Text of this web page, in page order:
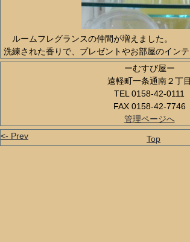
ルームフレグランスの仲間が増えました。
洗練された香りで、プレゼントやお部屋のインテ
ーむすび屋ー
遠軽町一条通南２丁目
TEL 0158-42-0111
FAX 0158-42-7746
管理ページへ
<- Prev Top